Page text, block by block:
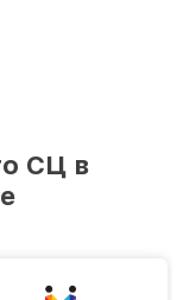
СЦ в